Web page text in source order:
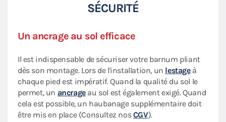
SÉCURITÉ
Un ancrage au sol efficace
Il est indispensable de sécuriser votre barnum pliant
dès son montage. Lors de l'installation, un lestageà
chaque pied est impératif. Quand la qualité du sol le
permet, un ancrageau sol est également exigé. Quand
cela est possible, un haubanage supplémentaire doit
être mis en place (Consultez nosCGV).